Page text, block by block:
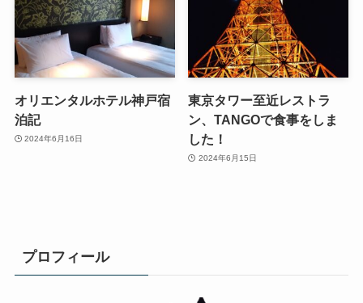
オリエンタルホテル神戸宿
泊記
2024年6月16日
東京タワー至近レストラ
ン、TANGOで食事をしま
した！
2024年6月15日
プロフィール